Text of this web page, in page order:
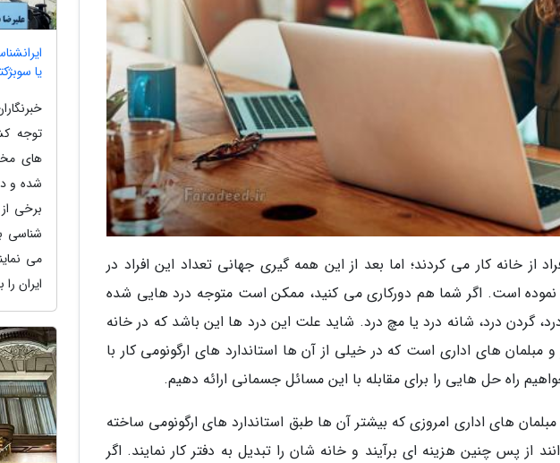
از خانه کار می کردند؛ اما بعد از این همه گیری جهانی تعداد این افراد در
است. اگر شما هم دورکاری می کنید، ممکن است متوجه درد هایی شده
گردن درد، شانه درد یا مچ درد. شاید علت این درد ها این باشد که در خانه
و مبلمان های اداری است که در خیلی از آن ها استاندارد های ارگونومی کار با
راه حل هایی را برای مقابله با این مسائل جسمانی ارائه دهیم.
های اداری امروزی که بیشتر آن ها طبق استاندارد های ارگونومی ساخته
از پس چنین هزینه ای برآیند و خانه شان را تبدیل به دفتر کار نمایند. اگر
یا
توجه
های
شده و
برخی
شناسی
می
ایران